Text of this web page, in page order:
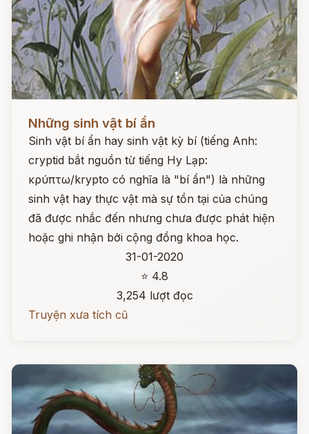
Những sinh vật bí ẩn
Sinh vật bí ẩn hay sinh vật kỳ bí (tiếng Anh:
cryptid bắt nguồn từ tiếng Hy Lạp:
κρύπτω/krypto có nghĩa là "bí ẩn") là những
sinh vật hay thực vật mà sự tồn tại của chúng
đã được nhắc đến nhưng chưa được phát hiện
hoặc ghi nhận bởi cộng đồng khoa học.
31-01-2020
⭐ 4.8
3,254 lượt đọc
Truyện xưa tích cũ